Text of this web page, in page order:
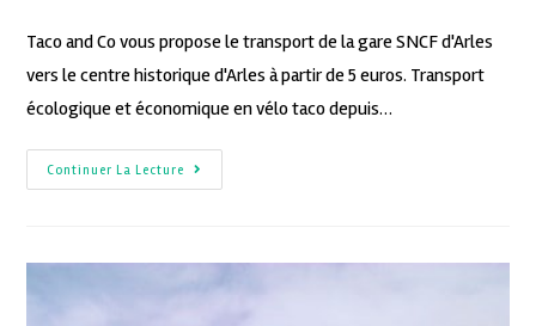
Taco and Co vous propose le transport de la gare SNCF d'Arles
vers le centre historique d'Arles à partir de 5 euros. Transport
écologique et économique en vélo taco depuis…
Continuer La Lecture